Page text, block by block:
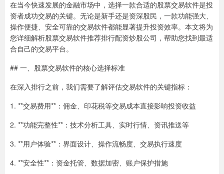
在当今快速发展的金融市场中，选择一款合适的股票交易软件是投
资者成功交易的关键。无论是新手还是资深股民，一款功能强大、
操作便捷、安全可靠的交易软件都能显著提升投资效率。本文将为
您详细解析股票交易软件推荐排行配资炒股公司，帮助您找到最适
合自己的交易平台。
## 一、股票交易软件的核心选择标准
在深入排行之前，我们需要了解评估交易软件的关键指标：
1. **交易费用**：佣金、印花税等交易成本直接影响投资收益
2. **功能完整性**：技术分析工具、实时行情、资讯推送等
3. **用户体验**：界面设计、操作流畅度、交易执行速度
4. **安全性**：资金托管、数据加密、账户保护措施